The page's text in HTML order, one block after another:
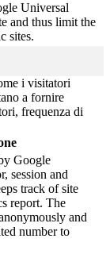
Universal
and thus limit the
sites.
i visitatori
a fornire
frequenza di
Google
session and
track of site
report. The
and
number to